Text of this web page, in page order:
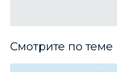
Смотрите по теме